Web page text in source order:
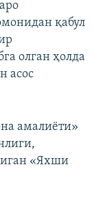
қабул
олган ҳолда
асос
амалиёти»
«Яхши